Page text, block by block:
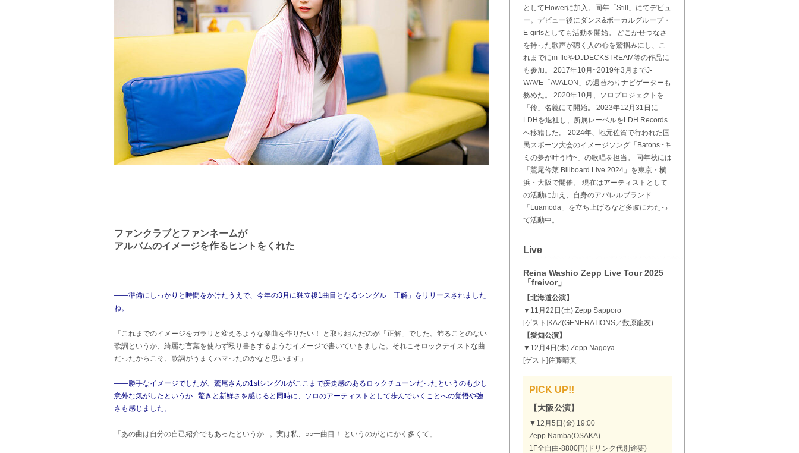
ファンクラブとファンネームが
アルバムのイメージを作るヒントをくれた
――準備にしっかりと時間をかけたうえで、今年の3月に独立後1曲目となるシングル「正解」をリリースされました
ね。
「これまでのイメージをガラリと変えるような楽曲を作りたい！ と取り組んだのが「正解」でした。飾ることのない
歌詞というか、綺麗な言葉を使わず殴り書きするようなイメージで書いていきました。それこそロックテイストな曲
だったからこそ、歌詞がうまくハマったのかなと思います」
――勝手なイメージでしたが、鷲尾さんの1stシングルがここまで疾走感のあるロックチューンだったというのも少し
意外な気がしたというか...驚きと新鮮さを感じると同時に、ソロのアーティストとして歩んでいくことへの覚悟や強
さも感じました。
「あの曲は自分の自己紹介でもあったというか...。実は私、○○一曲目！ というのがとにかく多くて」
としてFlowerに加入。同年「Still」にてデビュ
ー。デビュー後にダンス&ボーカルグループ・
E-girlsとしても活動を開始。 どこかせつなさ
を持った歌声が聴く人の心を鷲掴みにし、こ
れまでにm-floやDJDECKSTREAM等の作品に
も参加。 2017年10月~2019年3月までJ-
WAVE「AVALON」の週替わりナビゲーターも
務めた。 2020年10月、ソロプロジェクトを
「伶」名義にて開始。 2023年12月31日に
LDHを退社し、所属レーベルをLDH Records
へ移籍した。 2024年、地元佐賀で行われた国
民スポーツ大会のイメージソング「Batons~キ
ミの夢が叶う時~」の歌唱を担当。 同年秋には
「鷲尾伶菜 Billboard Live 2024」を東京・横
浜・大阪で開催。 現在はアーティストとして
の活動に加え、自身のアパレルブランド
「Luamoda」を立ち上げるなど多岐にわたっ
て活動中。
Live
Reina Washio Zepp Live Tour 2025
「freivor」
【北海道公演】
▼11月22日(土) Zepp Sapporo
[ゲスト]KAZ(GENERATIONS／数原龍友)
【愛知公演】
▼12月4日(木) Zepp Nagoya
[ゲスト]佐藤晴美
PICK UP!!
【大阪公演】
▼12月5日(金) 19:00
Zepp Namba(OSAKA)
1F全自由-8800円(ドリンク代別途要)